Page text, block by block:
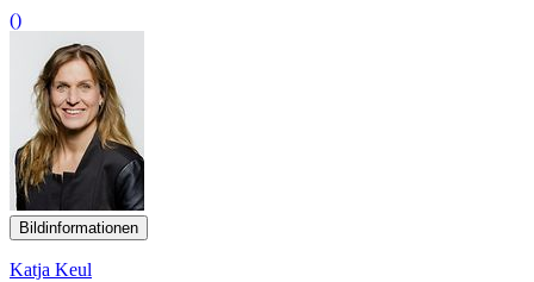
()
Bildinformationen
Katja Keul